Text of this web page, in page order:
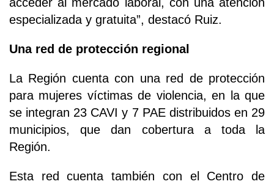
especializada y gratuita”, destacó Ruiz.
Una red de protección regional
La Región cuenta con una red de protección
para mujeres víctimas de violencia, en la que
se integran 23 CAVI y 7 PAE distribuidos en 29
municipios, que dan cobertura a toda la
Región.
Esta red cuenta también con el Centro de